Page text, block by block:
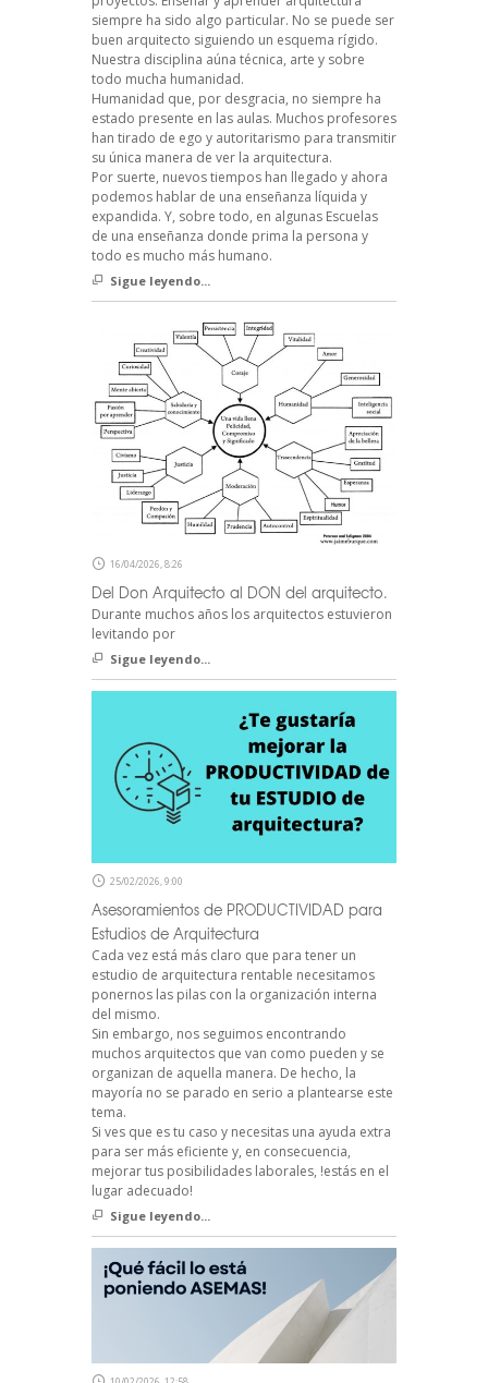
siempre ha sido algo particular. No se puede ser
buen arquitecto siguiendo un esquema rígido.
Nuestra disciplina aúna técnica, arte y sobre
todo mucha humanidad.
Humanidad que, por desgracia, no siempre ha
estado presente en las aulas. Muchos profesores
han tirado de ego y autoritarismo para transmitir
su única manera de ver la arquitectura.
Por suerte, nuevos tiempos han llegado y ahora
podemos hablar de una enseñanza líquida y
expandida. Y, sobre todo, en algunas Escuelas
de una enseñanza donde prima la persona y
todo es mucho más humano.
Sigue leyendo...
16/04/2026, 8:26
Del Don Arquitecto al DON del arquitecto.
Durante muchos años los arquitectos estuvieron
levitando por
Sigue leyendo...
25/02/2026, 9:00
Asesoramientos de PRODUCTIVIDAD para
Estudios de Arquitectura
Cada vez está más claro que para tener un
estudio de arquitectura rentable necesitamos
ponernos las pilas con la organización interna
del mismo.
Sin embargo, nos seguimos encontrando
muchos arquitectos que van como pueden y se
organizan de aquella manera. De hecho, la
mayoría no se parado en serio a plantearse este
tema.
Si ves que es tu caso y necesitas una ayuda extra
para ser más eficiente y, en consecuencia,
mejorar tus posibilidades laborales, !estás en el
lugar adecuado!
Sigue leyendo...